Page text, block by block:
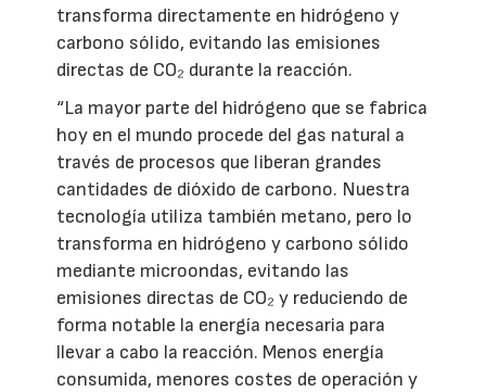
transforma directamente en hidrógeno y
carbono sólido, evitando las emisiones
directas de CO₂ durante la reacción.
“La mayor parte del hidrógeno que se fabrica
hoy en el mundo procede del gas natural a
través de procesos que liberan grandes
cantidades de dióxido de carbono. Nuestra
tecnología utiliza también metano, pero lo
transforma en hidrógeno y carbono sólido
mediante microondas, evitando las
emisiones directas de CO₂ y reduciendo de
forma notable la energía necesaria para
llevar a cabo la reacción. Menos energía
consumida, menores costes de operación y